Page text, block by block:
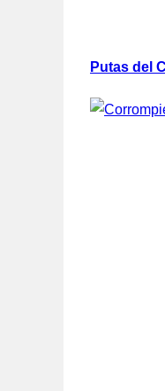
Putas del